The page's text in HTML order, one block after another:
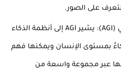
على الصور.
الذكاء العام الاصطناعي (AGI): يشير AGI إلى أنظمة الذكاء
بمستوى الإنسان ويمكنها فهم
عبر مجموعة واسعة من